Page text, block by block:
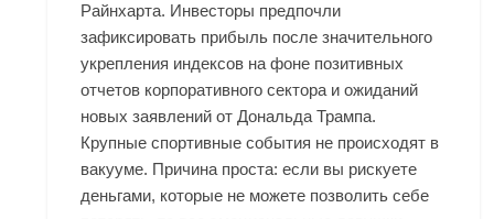
Райнхарта. Инвесторы предпочли
зафиксировать прибыль после значительного
укрепления индексов на фоне позитивных
отчетов корпоративного сектора и ожиданий
новых заявлений от Дональда Трампа.
Крупные спортивные события не происходят в
вакууме. Причина проста: если вы рискуете
деньгами, которые не можете позволить себе